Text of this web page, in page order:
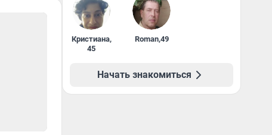
Кристиана,
45
Roman,49
Начать знакомиться